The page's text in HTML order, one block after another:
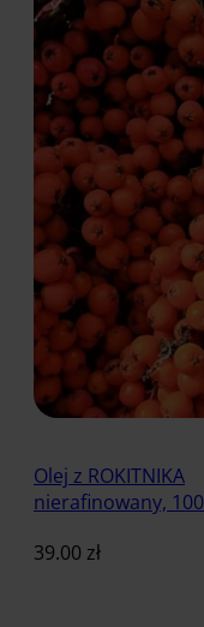
Olej z ROKITNIKA
nierafinowany,
39.00 zł